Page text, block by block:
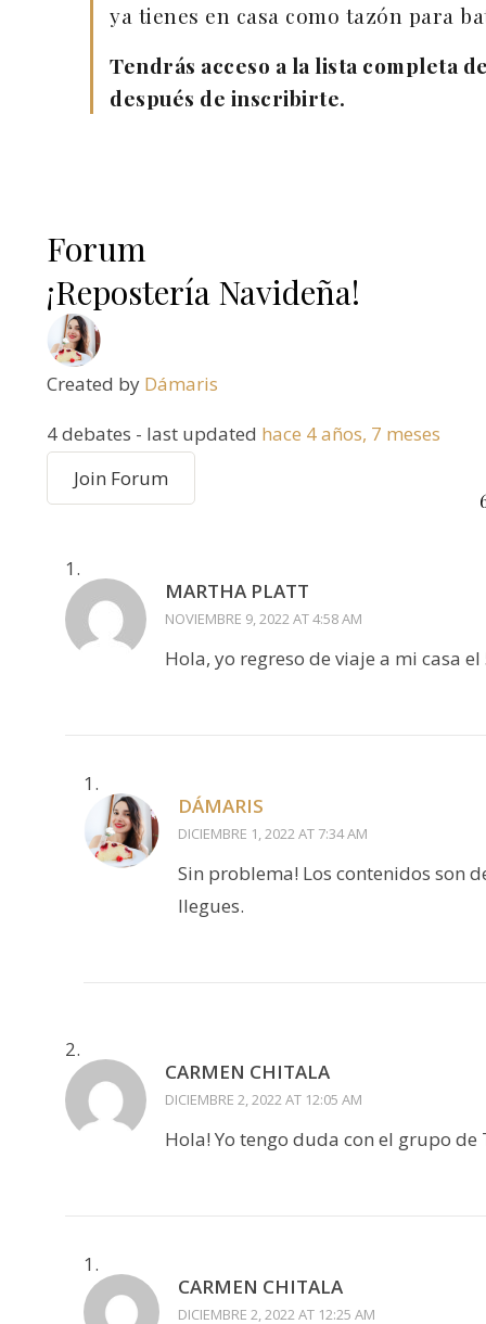
ya tienes en casa como tazón para
Tendrás acceso a la lista completa
después de inscribirte.
Forum
¡Repostería Navideña!
Created by Dámaris
4 debates - last updated hace 4 años, 7 meses
Join Forum
MARTHA PLATT
NOVIEMBRE 9, 2022 AT 4:58 AM
Hola, yo regreso de viaje a mi casa
DÁMARIS
DICIEMBRE 1, 2022 AT 7:34 AM
Sin problema! Los contenidos son
llegues.
CARMEN CHITALA
DICIEMBRE 2, 2022 AT 12:05 AM
Hola! Yo tengo duda con el grupo
CARMEN CHITALA
DICIEMBRE 2, 2022 AT 12:25 AM